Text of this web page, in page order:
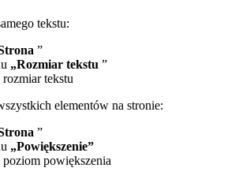
tekstu:
”
„Rozmiar tekstu ”
tekstu
elementów na stronie:
”
„Powiększenie”
powiększenia